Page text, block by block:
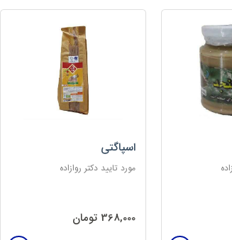
اسپاگتی
مورد تایید دکتر روازاده
368,000 تومان